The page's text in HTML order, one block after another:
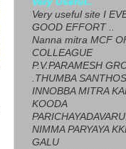
Very useful site I
GOOD EFFORT ..
Nanna mitra MCF
COLLEAGUE
P.V.PARAMESH
.THUMBA
INNOBBA MITRA
KOODA
PARICHAYADAVARU.
NIMMA PARYAYA
GALU